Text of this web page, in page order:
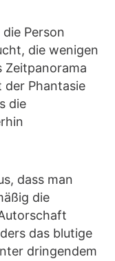
Person
die wenigen
Zeitpanorama
Phantasie
die
dass man
die
das blutige
dringendem